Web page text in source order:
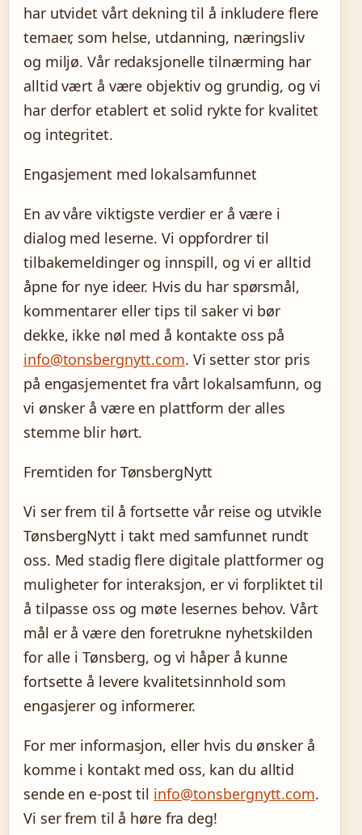
har utvidet vårt dekning til å inkludere flere
temaer, som helse, utdanning, næringsliv
og miljø. Vår redaksjonelle tilnærming har
alltid vært å være objektiv og grundig, og vi
har derfor etablert et solid rykte for kvalitet
og integritet.
Engasjement med lokalsamfunnet
En av våre viktigste verdier er å være i
dialog med leserne. Vi oppfordrer til
tilbakemeldinger og innspill, og vi er alltid
åpne for nye ideer. Hvis du har spørsmål,
kommentarer eller tips til saker vi bør
dekke, ikke nøl med å kontakte oss på
info@tonsbergnytt.com. Vi setter stor pris
på engasjementet fra vårt lokalsamfunn, og
vi ønsker å være en plattform der alles
stemme blir hørt.
Fremtiden for TønsbergNytt
Vi ser frem til å fortsette vår reise og utvikle
TønsbergNytt i takt med samfunnet rundt
oss. Med stadig flere digitale plattformer og
muligheter for interaksjon, er vi forpliktet til
å tilpasse oss og møte lesernes behov. Vårt
mål er å være den foretrukne nyhetskilden
for alle i Tønsberg, og vi håper å kunne
fortsette å levere kvalitetsinnhold som
engasjerer og informerer.
For mer informasjon, eller hvis du ønsker å
komme i kontakt med oss, kan du alltid
sende en e-post til info@tonsbergnytt.com.
Vi ser frem til å høre fra deg!